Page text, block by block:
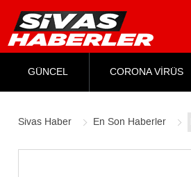
GÜNCEL CORONA VİRÜS
Sivas Haber En Son Haberler